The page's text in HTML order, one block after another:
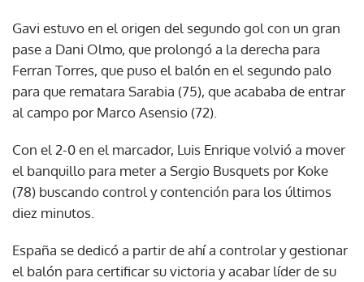
Gavi estuvo en el origen del segundo gol con un gran
pase a Dani Olmo, que prolongó a la derecha para
Ferran Torres, que puso el balón en el segundo palo
para que rematara Sarabia (75), que acababa de entrar
al campo por Marco Asensio (72).
Con el 2-0 en el marcador, Luis Enrique volvió a mover
el banquillo para meter a Sergio Busquets por Koke
(78) buscando control y contención para los últimos
diez minutos.
España se dedicó a partir de ahí a controlar y gestionar
el balón para certificar su victoria y acabar líder de su